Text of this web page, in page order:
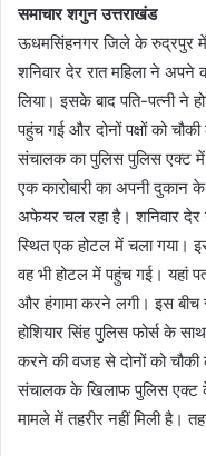
समाचार शगुन उत्तराखंड
ऊधमसिंहनगर जिले के रुद्रपुर में
शनिवार देर रात महिला ने अपने
लिया। इसके बाद पति-पत्नी ने
पहुंच गई और दोनों पक्षों को
संचालक का पुलिस पुलिस एक्ट
एक कारोबारी का अपनी दुकान
अफेयर चल रहा है। शनिवार देर
स्थित एक होटल में चला गया।
वह भी होटल में पहुंच गई। यहां
और हंगामा करने लगी। इस बीच
होशियार सिंह पुलिस फोर्स के
करने की वजह से दोनों को
संचालक के खिलाफ पुलिस एक्ट के
मामले में तहरीर नहीं मिली है।